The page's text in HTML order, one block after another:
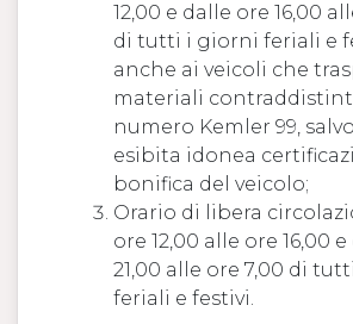
12,00 e dalle ore 16,00
di tutti i giorni feriali e
anche ai veicoli che
materiali
numero Kemler 99,
esibita idonea
bonifica del veicolo;
Orario di libera
ore 12,00 alle ore 16,00
21,00 alle ore 7,00 di
feriali e festivi.